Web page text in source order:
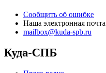
Сообщить об ошибке
Наша электронная почта
mailbox@kuda-spb.ru
Куда-СПБ